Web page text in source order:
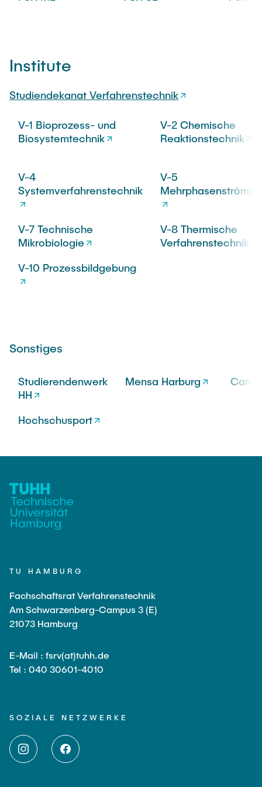
Institute
Studiendekanat Verfahrenstechnik
V-1 Bioprozess- und
Biosystemtechnik
V-2 Chemische
Reaktionstechnik
V-4
Systemverfahrenstechnik
V-5
V-7 Technische
Mikrobiologie
V-8 Thermische
Verfahrenstechnik
V-10 Prozessbildgebung
Sonstiges
Studierendenwerk
HH
Mensa Harburg
Hochschusport
TU HAMBURG
Fachschaftsrat Verfahrenstechnik
Am Schwarzenberg-Campus 3 (E)
21073 Hamburg
E-Mail : fsrv(at)tuhh.de
Tel : 040 30601-4010
SOZIALE NETZWERKE